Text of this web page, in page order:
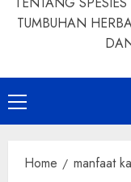
TUMBUHAN
Primary
Menu
Home manfaat